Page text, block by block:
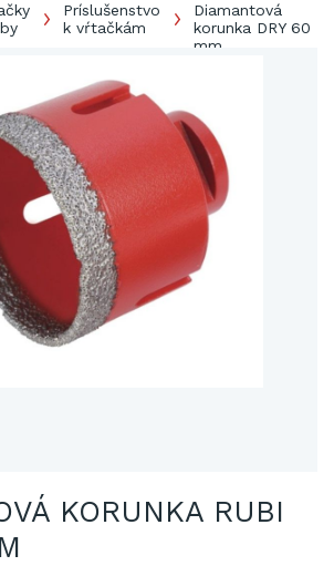
Príslušenstvo
k vŕtačkám
Diamantová
korunka DRY 60
mm
KORUNKA RUBI